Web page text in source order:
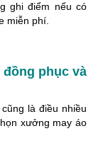
ghi điểm nếu có
miễn phí.
đồng phục và
là điều nhiều
xưởng may áo